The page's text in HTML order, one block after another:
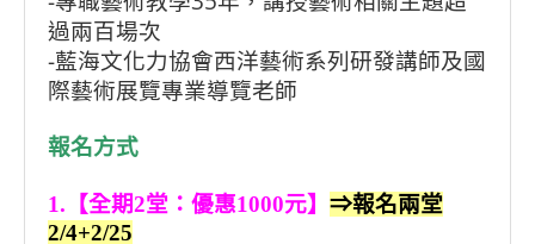
過兩百場次
-藍海文化力協會西洋藝術系列研發講師及國
際藝術展覽專業導覽老師
報名方式
1.【全期2堂：優惠1000元】 ⇒報名兩堂
2/4+2/25